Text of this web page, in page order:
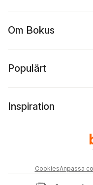
Om Bokus
Populärt
Inspiration
CookiesAnpassa